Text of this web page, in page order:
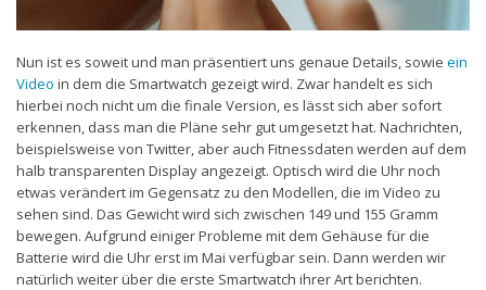
Nun ist es soweit und man präsentiert uns genaue Details, sowie ein
Video in dem die Smartwatch gezeigt wird. Zwar handelt es sich
hierbei noch nicht um die finale Version, es lässt sich aber sofort
erkennen, dass man die Pläne sehr gut umgesetzt hat. Nachrichten,
beispielsweise von Twitter, aber auch Fitnessdaten werden auf dem
halb transparenten Display angezeigt. Optisch wird die Uhr noch
etwas verändert im Gegensatz zu den Modellen, die im Video zu
sehen sind. Das Gewicht wird sich zwischen 149 und 155 Gramm
bewegen. Aufgrund einiger Probleme mit dem Gehäuse für die
Batterie wird die Uhr erst im Mai verfügbar sein. Dann werden wir
natürlich weiter über die erste Smartwatch ihrer Art berichten.